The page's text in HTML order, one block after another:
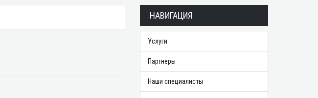
НАВИГАЦИЯ
Услуги
Партнеры
Наши специалисты